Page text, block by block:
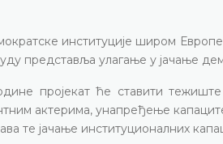
институције широм
представља улагање у јачање
пројекат ће ставити
актерима, унапређење
те јачање институционалних